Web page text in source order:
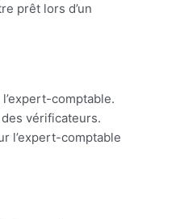
prêt lors d’un
comptable.
vérificateurs.
l’expert-comptable